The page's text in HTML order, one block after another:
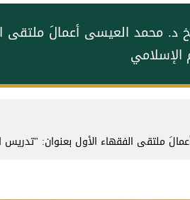
⁧‫محمد العيسى‬⁩‬⁩ أعمالَ ملتقى
الإسلامي
ملتقى الفقهاء الأول بعنوان: "تدريس